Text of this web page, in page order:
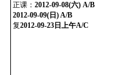
正课： 2012-09-08(六) A/B
2012-09-09(日) A/B
复2012-09-23日上午A/C